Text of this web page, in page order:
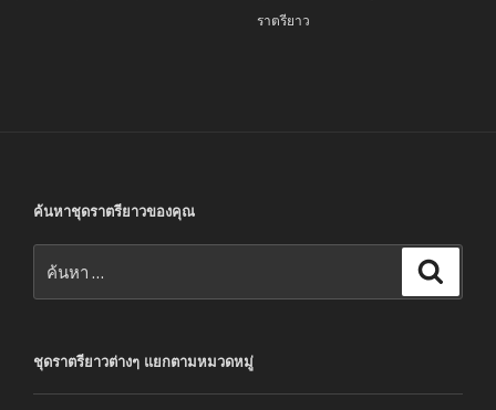
ราตรียาว
ค้นหาชุดราตรียาวของคุณ
ชุดราตรียาวต่างๆ แยกตามหมวดหมู่